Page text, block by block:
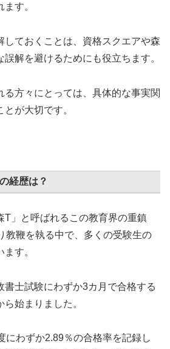
す。
しておくことは、資格スクエアや森
解を避けるためにも役立ちます。
る方々にとっては、具体的な事実関
が大切です。
経歴は？
T」と呼ばれるこの教育界の重鎮
教鞭を執る中で、多くの受験生の
す。
書士試験にわずか3カ月で合格する
始まりました。
にわずか2.89％の合格率を記録し